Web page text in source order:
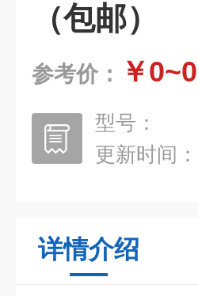
（包邮）
参考价： ￥0~0
型号：
更新时间：
详情介绍